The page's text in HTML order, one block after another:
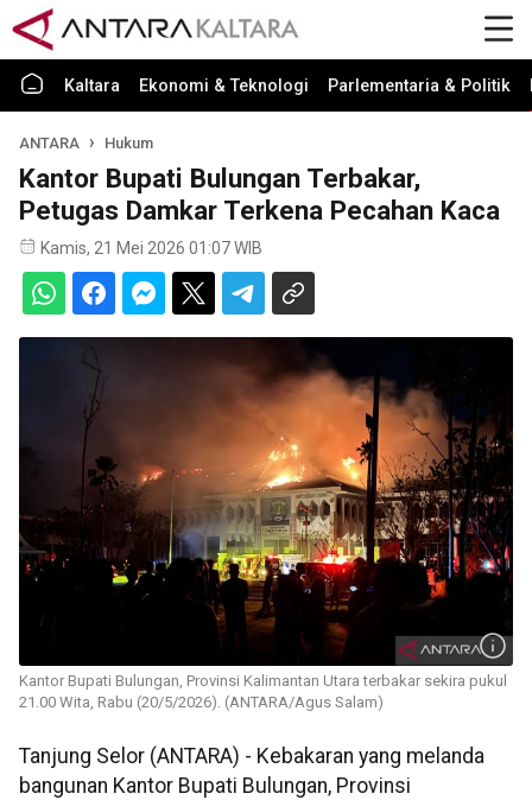
Kaltara Ekonomi & Teknologi Parlementaria & Politik
ANTARA Hukum
Kantor Bupati Bulungan Terbakar,
Petugas Damkar Terkena Pecahan Kaca
Kamis, 21 Mei 2026 01:07 WIB
Kantor Bupati Bulungan, Provinsi Kalimantan Utara terbakar sekira pukul
21.00 Wita, Rabu (20/5/2026). (ANTARA/Agus Salam)
Tanjung Selor (ANTARA) - Kebakaran yang melanda
bangunan Kantor Bupati Bulungan, Provinsi